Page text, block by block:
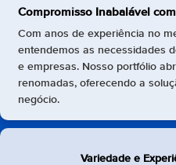
Compromisso Inabalável
Com anos de experiência no
entendemos as necessidades
e empresas. Nosso portfólio
renomadas, oferecendo a
negócio.
Variedade e